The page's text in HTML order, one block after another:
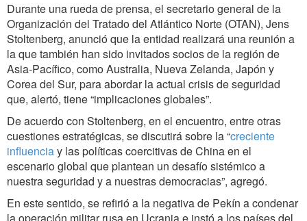
Durante una rueda de prensa, el secretario general de la
Organización del Tratado del Atlántico Norte (OTAN), Jens
Stoltenberg, anunció que la entidad realizará una reunión a
la que también han sido invitados socios de la región de
Asia-Pacífico, como Australia, Nueva Zelanda, Japón y
Corea del Sur, para abordar la actual crisis de seguridad
que, alertó, tiene “implicaciones globales”.
De acuerdo con Stoltenberg, en el encuentro, entre otras
cuestiones estratégicas, se discutirá sobre la “creciente
influenciay las políticas coercitivas de China en el
escenario global que plantean un desafío sistémico a
nuestra seguridad y a nuestras democracias”, agregó.
En este sentido, se refirió a la negativa de Pekín a condenar